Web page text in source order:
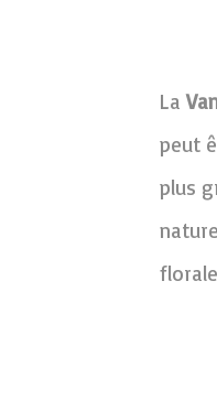
La
peut
plus